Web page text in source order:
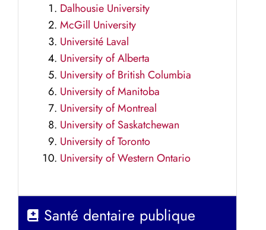
Dalhousie University
McGill University
Université Laval
University of Alberta
University of British Columbia
University of Manitoba
University of Montreal
University of Saskatchewan
University of Toronto
University of Western Ontario
Santé dentaire publique